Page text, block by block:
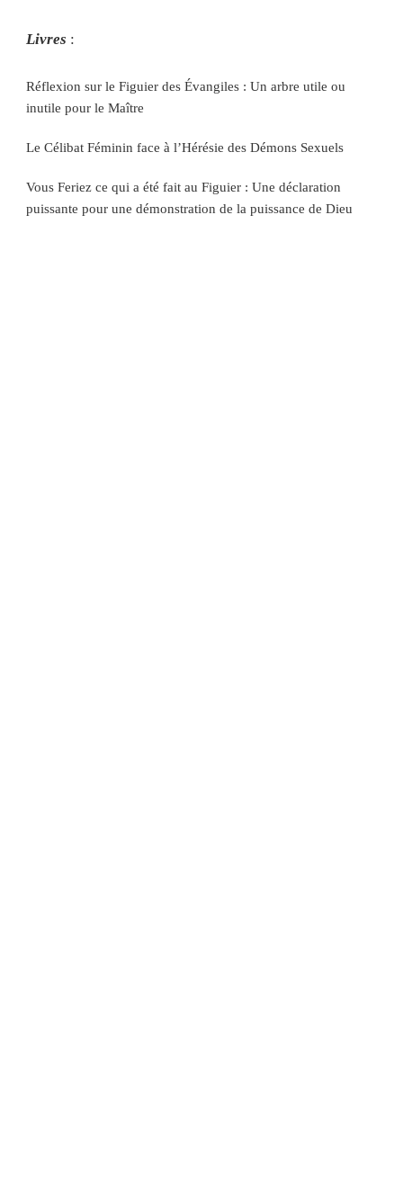
Livres :
Réflexion sur le Figuier des Évangiles : Un arbre utile ou
inutile pour le Maître
Le Célibat Féminin face à l’Hérésie des Démons Sexuels
Vous Feriez ce qui a été fait au Figuier : Une déclaration
puissante pour une démonstration de la puissance de Dieu